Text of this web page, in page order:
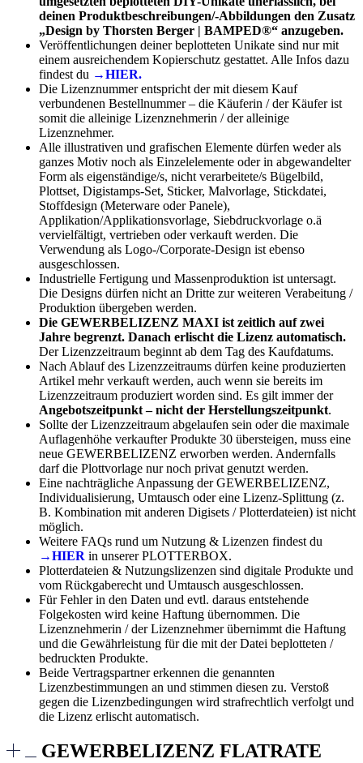
deinen Produktbeschreibungen/-Abbildungen den Zusatz
„Design by Thorsten Berger | BAMPED®“ anzugeben.
Veröffentlichungen deiner beplotteten Unikate sind nur mit
einem ausreichendem Kopierschutz gestattet. Alle Infos dazu
findest du →HIER.
Die Lizenznummer entspricht der mit diesem Kauf
verbundenen Bestellnummer – die Käuferin / der Käufer ist
somit die alleinige Lizenznehmerin / der alleinige
Lizenznehmer.
Alle illustrativen und grafischen Elemente dürfen weder als
ganzes Motiv noch als Einzelelemente oder in abgewandelter
Form als eigenständige/s, nicht verarbeitete/s Bügelbild,
Plottset, Digistamps-Set, Sticker, Malvorlage, Stickdatei,
Stoffdesign (Meterware oder Panele),
Applikation/Applikationsvorlage, Siebdruckvorlage o.ä
vervielfältigt, vertrieben oder verkauft werden. Die
Verwendung als Logo-/Corporate-Design ist ebenso
ausgeschlossen.
Industrielle Fertigung und Massenproduktion ist untersagt.
Die Designs dürfen nicht an Dritte zur weiteren Verabeitung /
Produktion übergeben werden.
Die GEWERBELIZENZ MAXI ist zeitlich auf zwei
Jahre begrenzt. Danach erlischt die Lizenz automatisch.
Der Lizenzzeitraum beginnt ab dem Tag des Kaufdatums.
Nach Ablauf des Lizenzzeitraums dürfen keine produzierten
Artikel mehr verkauft werden, auch wenn sie bereits im
Lizenzzeitraum produziert worden sind. Es gilt immer der
Angebotszeitpunkt – nicht der Herstellungszeitpunkt.
Sollte der Lizenzzeitraum abgelaufen sein oder die maximale
Auflagenhöhe verkaufter Produkte 30 übersteigen, muss eine
neue GEWERBELIZENZ erworben werden. Andernfalls
darf die Plottvorlage nur noch privat genutzt werden.
Eine nachträgliche Anpassung der GEWERBELIZENZ,
Individualisierung, Umtausch oder eine Lizenz-Splittung (z.
B. Kombination mit anderen Digisets / Plotterdateien) ist nicht
möglich.
Weitere FAQs rund um Nutzung & Lizenzen findest du
→HIER in unserer PLOTTERBOX.
Plotterdateien & Nutzungslizenzen sind digitale Produkte und
vom Rückgaberecht und Umtausch ausgeschlossen.
Für Fehler in den Daten und evtl. daraus entstehende
Folgekosten wird keine Haftung übernommen. Die
Lizenznehmerin / der Lizenznehmer übernimmt die Haftung
und die Gewährleistung für die mit der Datei beplotteten /
bedruckten Produkte.
Beide Vertragspartner erkennen die genannten
Lizenzbestimmungen an und stimmen diesen zu. Verstoß
gegen die Lizenzbedingungen wird strafrechtlich verfolgt und
die Lizenz erlischt automatisch.
GEWERBELIZENZ FLATRATE